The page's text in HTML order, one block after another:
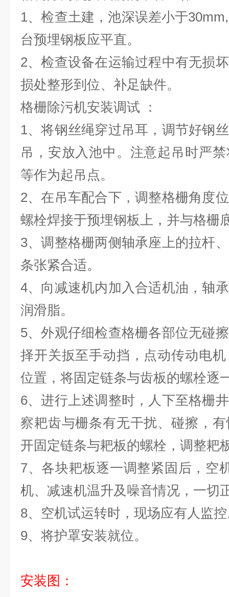
1、检查土建，池深误差小于
台预埋钢板应平直。
2、检查设备在运输过程中有无损
损处整形到位、补足缺件。
格栅除污机安装调试 ：
1、将钢丝绳穿过吊耳，调节好钢
吊，安放入池中。注意起吊时严
等作为起吊点。
2、在吊车配合下，调整格栅角度
螺栓焊接于预埋钢板上，并与格栅
3、调整格栅两侧轴承座上的拉杆
条张紧合适。
4、向减速机内加入合适机油，轴
润滑脂。
5、外观仔细检查格栅各部位无碰
择开关扳至手动挡，点动传动电
位置，将固定链条与齿板的螺栓逐
6、进行上述调整时，人下至格栅
察耙齿与栅条有无干扰、碰擦，
开固定链条与耙板的螺栓，调整耙
7、各块耙板逐一调整紧固后，空
机、减速机温升及噪音情况，一切
8、空机试运转时，现场应有人监
9、将护罩安装就位。
安装图：